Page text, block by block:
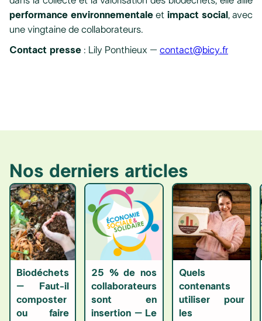
performance environnementale et impact social , avec
une vingtaine de collaborateurs.
Contact presse : Lily Ponthieux – contact@bicy.fr
Nos derniers articles
Biodéchets
– Faut-il
composter
ou faire
25 % de nos
collaborateurs
sont en
insertion – Le
Quels
contenants
utiliser pour
les